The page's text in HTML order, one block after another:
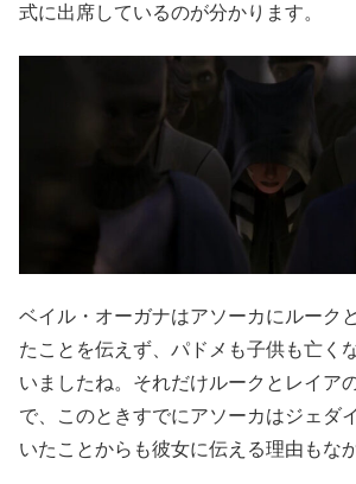
式に出席しているのが分かります。
ベイル・オーガナはアソーカにルーク
たことを伝えず、パドメも子供も亡く
いましたね。それだけルークとレイア
で、このときすでにアソーカはジェダ
いたことからも彼女に伝える理由もな